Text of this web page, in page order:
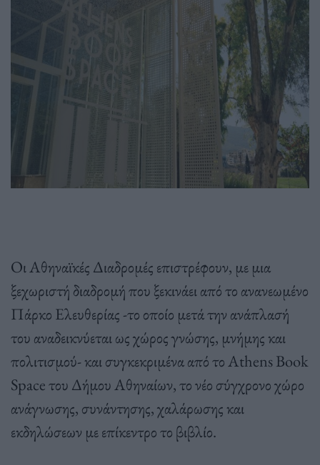
Οι Αθηναϊκές Διαδρομές επιστρέφουν, με μια
ξεχωριστή διαδρομή που ξεκινάει από το ανανεωμένο
Πάρκο Ελευθερίας -το οποίο μετά την ανάπλασή
του αναδεικνύεται ως χώρος γνώσης, μνήμης και
πολιτισμού- και συγκεκριμένα από το Athens Book
Space του Δήμου Αθηναίων, το νέο σύγχρονο χώρο
ανάγνωσης, συνάντησης, χαλάρωσης και
εκδηλώσεων με επίκεντρο το βιβλίο.